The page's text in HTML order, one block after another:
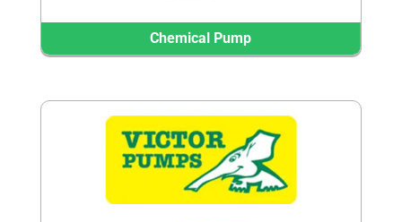
Chemical Pump